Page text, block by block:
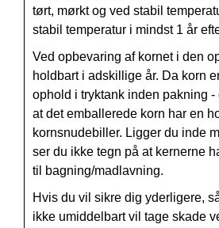
tørt, mørkt og ved stabil
stabil temperatur i mindst 1 år
Ved opbevaring af kornet i den
holdbart i adskillige år. Da korn
ophold i tryktank inden pakning
at det emballerede korn har en
kornsnudebiller. Ligger du inde
ser du ikke tegn på at kernerne
til bagning/madlavning.
Hvis du vil sikre dig yderligere,
ikke umiddelbart vil tage skade